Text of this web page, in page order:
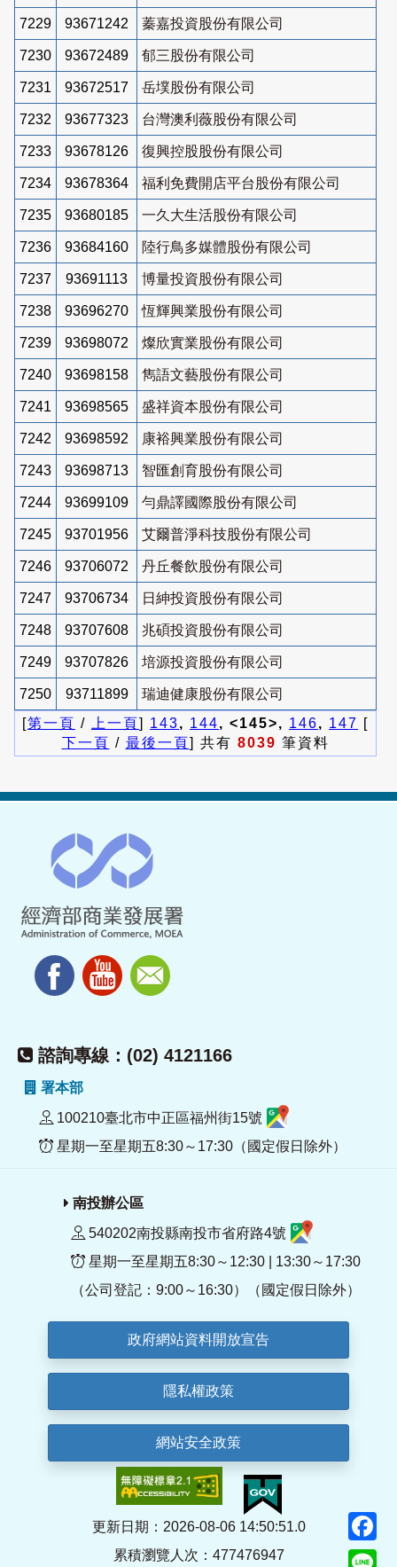
7229 93671242 蓁嘉投資股份有限公司
7230 93672489 郁三股份有限公司
7231 93672517 岳墣股份有限公司
7232 93677323 台灣澳利薇股份有限公司
7233 93678126 復興控股股份有限公司
7234 93678364 福利免費開店平台股份有限公司
7235 93680185 一久大生活股份有限公司
7236 93684160 陸行鳥多媒體股份有限公司
7237 93691113 博量投資股份有限公司
7238 93696270 恆輝興業股份有限公司
7239 93698072 燦欣實業股份有限公司
7240 93698158 雋語文藝股份有限公司
7241 93698565 盛祥資本股份有限公司
7242 93698592 康裕興業股份有限公司
7243 93698713 智匯創育股份有限公司
7244 93699109 勻鼎譯國際股份有限公司
7245 93701956 艾爾普淨科技股份有限公司
7246 93706072 丹丘餐飲股份有限公司
7247 93706734 日紳投資股份有限公司
7248 93707608 兆碩投資股份有限公司
7249 93707826 培源投資股份有限公司
7250 93711899
瑞迪健康股份有限公司
[第一頁 / 上一頁] 143, 144, <145>, 146, 147 [
下一頁 / 最後一頁] 共有 8039 筆資料
諮詢專線：(02) 4121166
署本部
100210臺北市中正區福州街15號
星期一至星期五8:30～17:30（國定假日除外）
南投辦公區
540202南投縣南投市省府路4號
星期一至星期五8:30～12:30 | 13:30～17:30
（公司登記：9:00～16:30）（國定假日除外）
政府網站資料開放宣告
隱私權政策
網站安全政策
更新日期：2026-08-06 14:50:51.0
累積瀏覽人次：477476947